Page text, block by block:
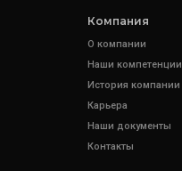
Компания
О компании
Наши компетенции
История компании
Карьера
Наши документы
Контакты